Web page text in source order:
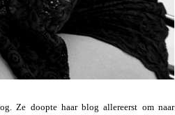
Ze doopte haar blog allereerst om naar